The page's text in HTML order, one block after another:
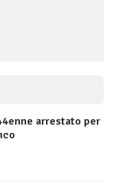
arrestato per